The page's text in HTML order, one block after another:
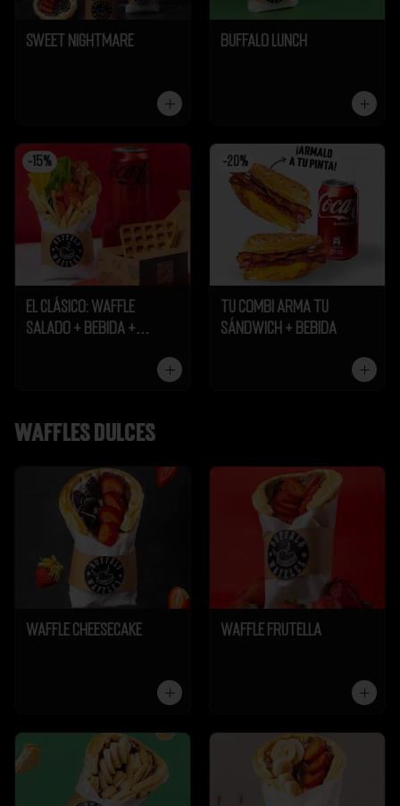
Sweet Nightmare Buffalo Lunch
- 15%
El Clásico: Waffle
Salado + Bebida +
-20 %
Tu Combi Arma tu
Sándwich + Bebida
Waffles dulces
Waffle Cheesecake Waffle Frutella